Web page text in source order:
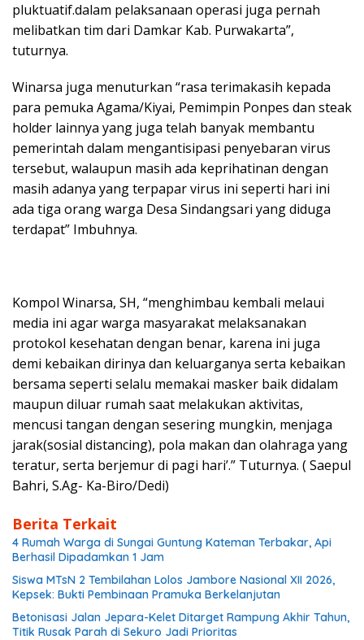
pluktuatif.dalam pelaksanaan operasi juga pernah
melibatkan tim dari Damkar Kab. Purwakarta”,
tuturnya.
Winarsa juga menuturkan “rasa terimakasih kepada
para pemuka Agama/Kiyai, Pemimpin Ponpes dan steak
holder lainnya yang juga telah banyak membantu
pemerintah dalam mengantisipasi penyebaran virus
tersebut, walaupun masih ada keprihatinan dengan
masih adanya yang terpapar virus ini seperti hari ini
ada tiga orang warga Desa Sindangsari yang diduga
terdapat” Imbuhnya.
Kompol Winarsa, SH, “menghimbau kembali melaui
media ini agar warga masyarakat melaksanakan
protokol kesehatan dengan benar, karena ini juga
demi kebaikan dirinya dan keluarganya serta kebaikan
bersama seperti selalu memakai masker baik didalam
maupun diluar rumah saat melakukan aktivitas,
mencusi tangan dengan sesering mungkin, menjaga
jarak(sosial distancing), pola makan dan olahraga yang
teratur, serta berjemur di pagi hari’.” Tuturnya. ( Saepul
Bahri, S.Ag- Ka-Biro/Dedi)
Berita Terkait
4 Rumah Warga di Sungai Guntung Kateman Terbakar, Api
Berhasil Dipadamkan 1 Jam
Siswa MTsN 2 Tembilahan Lolos Jambore Nasional XII 2026,
Kepsek: Bukti Pembinaan Pramuka Berkelanjutan
Betonisasi Jalan Jepara-Kelet Ditarget Rampung Akhir Tahun,
Titik Rusak Parah di Sekuro Jadi Prioritas